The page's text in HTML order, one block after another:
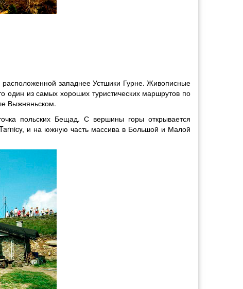
западнее Устшики Гурне. Живописные
один из самых хороших туристических маршрутов по
Выжняньском.
польских Бещад. С вершины горы открывается
и на южную часть массива в Большой и Малой